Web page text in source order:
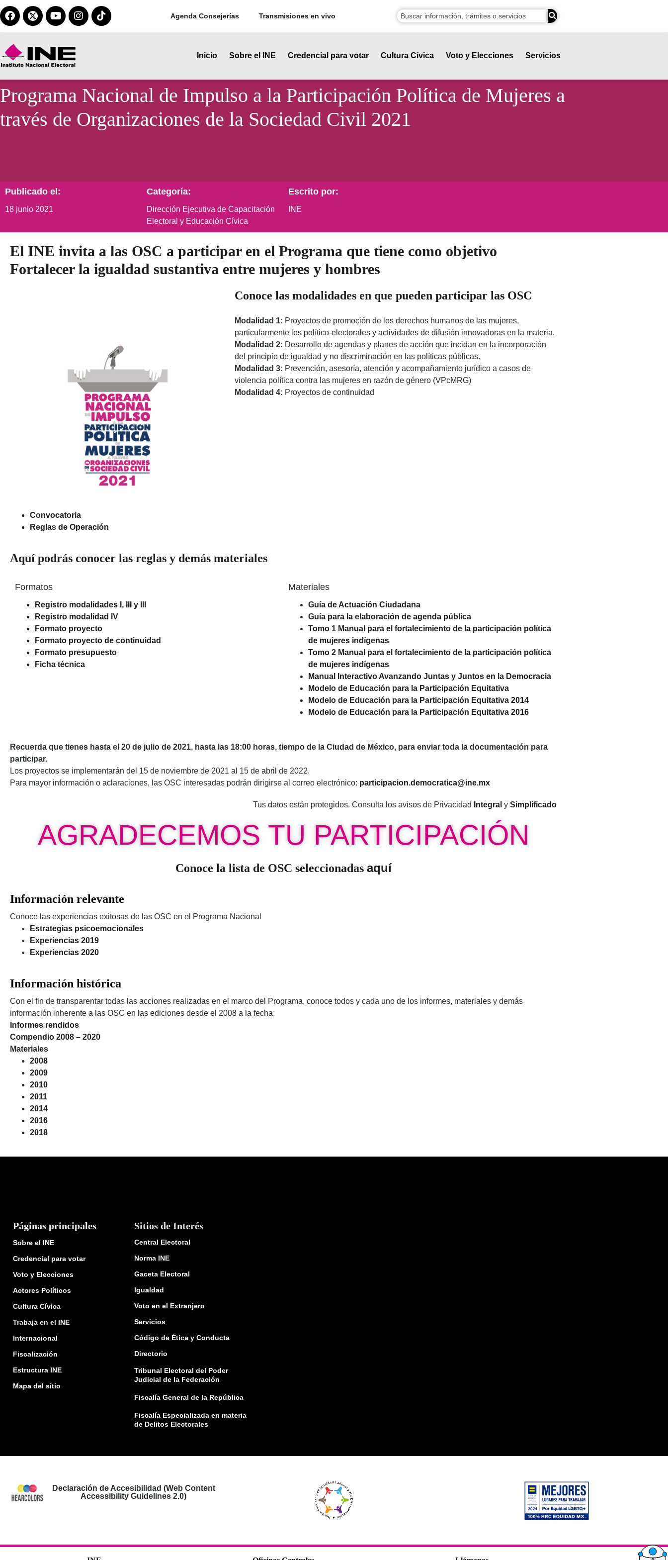
Agenda Consejerías Transmisiones en vivo
Inicio Sobre el INE Credencial para votar Cultura Cívica Voto y Elecciones Servicios
Programa Nacional de Impulso a la Participación Política de Mujeres a
través de Organizaciones de la Sociedad Civil 2021
Publicado el:
18 junio 2021
Categoría:
Dirección Ejecutiva de Capacitación
Electoral y Educación Cívica
Escrito por:
INE
El INE invita a las OSC a participar en el Programa que tiene como objetivo
Fortalecer la igualdad sustantiva entre mujeres y hombres
Convocatoria
Reglas de Operación
Conoce las modalidades en que pueden participar las OSC
Modalidad 1: Proyectos de promoción de los derechos humanos de las mujeres,
particularmente los político-electorales y actividades de difusión innovadoras en la materia.
Modalidad 2: Desarrollo de agendas y planes de acción que incidan en la incorporación
del principio de igualdad y no discriminación en las políticas públicas.
Modalidad 3: Prevención, asesoría, atención y acompañamiento jurídico a casos de
violencia política contra las mujeres en razón de género (VPcMRG)
Modalidad 4: Proyectos de continuidad
Aquí podrás conocer las reglas y demás materiales
Formatos
Registro modalidades I, III y III
Registro modalidad IV
Formato proyecto
Formato proyecto de continuidad
Formato presupuesto
Ficha técnica
Materiales
Guía de Actuación Ciudadana
Guía para la elaboración de agenda pública
Tomo 1 Manual para el fortalecimiento de la participación política
de mujeres indígenas
Tomo 2 Manual para el fortalecimiento de la participación política
de mujeres indígenas
Manual Interactivo Avanzando Juntas y Juntos en la Democracia
Modelo de Educación para la Participación Equitativa
Modelo de Educación para la Participación Equitativa 2014
Modelo de Educación para la Participación Equitativa 2016
Recuerda que tienes hasta el 20 de julio de 2021, hasta las 18:00 horas, tiempo de la Ciudad de México, para enviar toda la documentación para
participar.
Los proyectos se implementarán del 15 de noviembre de 2021 al 15 de abril de 2022.
Para mayor información o aclaraciones, las OSC interesadas podrán dirigirse al correo electrónico: participacion.democratica@ine.mx
Tus datos están protegidos. Consulta los avisos de Privacidad Integral y Simplificado
AGRADECEMOS TU PARTICIPACIÓN
Conoce la lista de OSC seleccionadas aquí
Información relevante
Conoce las experiencias exitosas de las OSC en el Programa Nacional
Estrategias psicoemocionales
Experiencias 2019
Experiencias 2020
Información histórica
Con el fin de transparentar todas las acciones realizadas en el marco del Programa, conoce todos y cada uno de los informes, materiales y demás
información inherente a las OSC en las ediciones desde el 2008 a la fecha:
Informes rendidos
Compendio 2008 – 2020
Materiales
2008
2009
2010
2011
2014
2016
2018
Páginas principales
Sobre el INE
Credencial para votar
Voto y Elecciones
Actores Políticos
Cultura Cívica
Trabaja en el INE
Internacional
Fiscalización
Estructura INE
Mapa del sitio
Sitios de Interés
Central Electoral
Norma INE
Gaceta Electoral
Igualdad
Voto en el Extranjero
Servicios
Código de Ética y Conducta
Directorio
Tribunal Electoral del Poder
Judicial de la Federación
Fiscalía General de la República
Fiscalía Especializada en materia
de Delitos Electorales
Declaración de Accesibilidad (Web Content
Accessibility Guidelines 2.0)